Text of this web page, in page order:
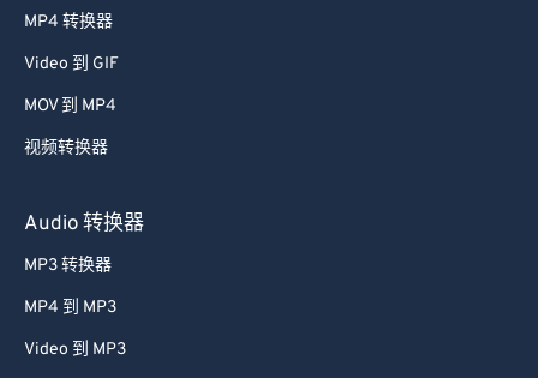
MP4 转换器
Video 到 GIF
MOV 到 MP4
视频转换器
Audio 转换器
MP3 转换器
MP4 到 MP3
Video 到 MP3